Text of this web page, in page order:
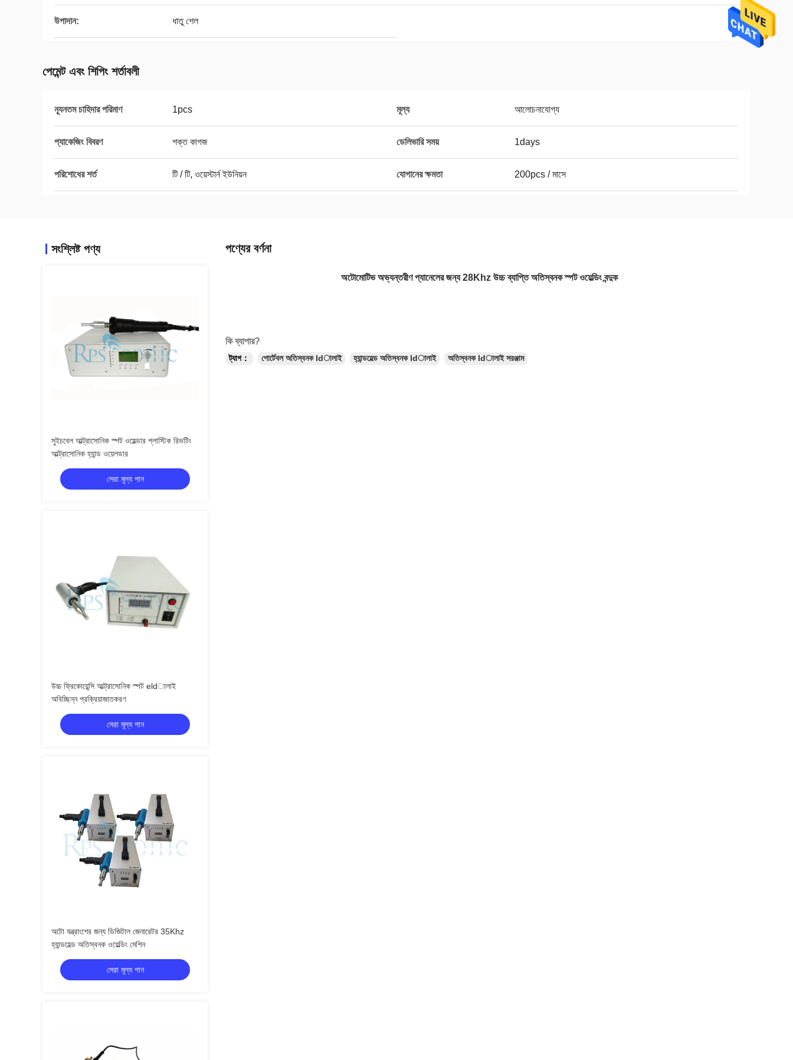
উপাদান: ধাতু শেল
পেমেন্ট এবং শিপিং শর্তাবলী
ন্যূনতম চাহিদার পরিমাণ 1pcs মূল্য আলোচনাযোগ্য
প্যাকেজিং বিবরণ শক্ত কাগজ ডেলিভারি সময় 1days
পরিশোধের শর্ত টি / টি, ওয়েস্টার্ন ইউনিয়ন যোগানের ক্ষমতা 200pcs / মাসে
সংশ্লিষ্ট পণ্য
সুইচবেল আল্ট্রাসোনিক স্পট ওয়েল্ডার প্লাস্টিক রিভটিং
আল্ট্রাসোনিক হ্যান্ড ওয়েলডার
সেরা মূল্য পান
উচ্চ ফ্রিকোয়েন্সি আল্ট্রাসোনিক স্পট eldালাই
অবিচ্ছিন্ন প্রক্রিয়াজাতকরণ
সেরা মূল্য পান
অটো যন্ত্রাংশের জন্য ডিজিটাল জেনারেটর 35Khz
হ্যান্ডহেল্ড অতিস্বনক ওয়েল্ডিং মেশিন
সেরা মূল্য পান
পণ্যের বর্ণনা
অটোমোটিভ অভ্যন্তরীণ প্যানেলের জন্য 28Khz উচ্চ ব্যাপ্তি অতিস্বনক স্পট ওয়েল্ডিং বন্দুক
কি ব্যাপার?
ট্যাগ： পোর্টেবল অতিস্বনক ldালাই হ্যান্ডহেল্ড অতিস্বনক ldালাই অতিস্বনক ldালাই সরঞ্জাম